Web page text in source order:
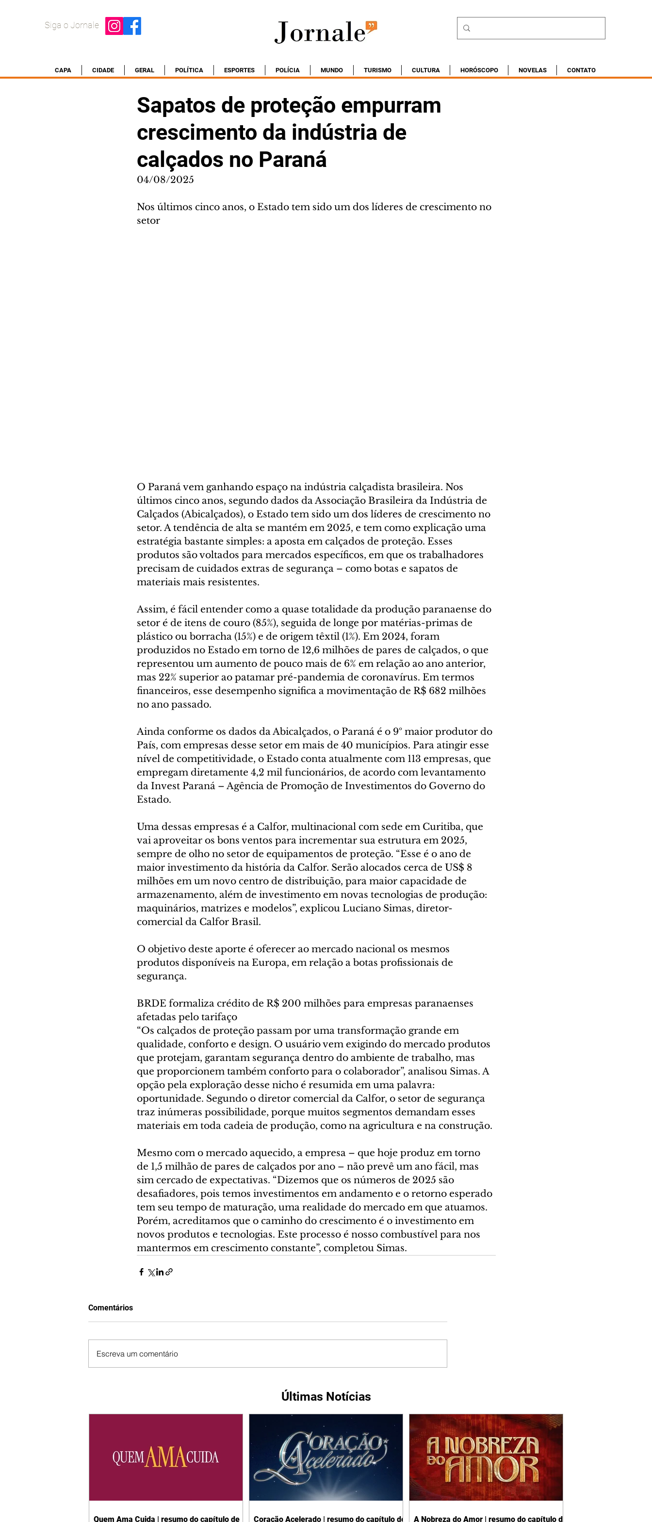
Siga o Jornale
CAPA CIDADE GERAL POLÍTICA ESPORTES POLÍCIA MUNDO TURISMO CULTURA HORÓSCOPO NOVELAS CONTATO
Sapatos de proteção empurram
crescimento da indústria de
calçados no Paraná
04/08/2025
Nos últimos cinco anos, o Estado tem sido um dos líderes de crescimento no
setor
O Paraná vem ganhando espaço na indústria calçadista brasileira. Nos
últimos cinco anos, segundo dados da Associação Brasileira da Indústria de
Calçados (Abicalçados), o Estado tem sido um dos líderes de crescimento no
setor. A tendência de alta se mantém em 2025, e tem como explicação uma
estratégia bastante simples: a aposta em calçados de proteção. Esses
produtos são voltados para mercados específicos, em que os trabalhadores
precisam de cuidados extras de segurança – como botas e sapatos de
materiais mais resistentes.
Assim, é fácil entender como a quase totalidade da produção paranaense do
setor é de itens de couro (85%), seguida de longe por matérias-primas de
plástico ou borracha (15%) e de origem têxtil (1%). Em 2024, foram
produzidos no Estado em torno de 12,6 milhões de pares de calçados, o que
representou um aumento de pouco mais de 6% em relação ao ano anterior,
mas 22% superior ao patamar pré-pandemia de coronavírus. Em termos
financeiros, esse desempenho significa a movimentação de R$ 682 milhões
no ano passado.
Ainda conforme os dados da Abicalçados, o Paraná é o 9º maior produtor do
País, com empresas desse setor em mais de 40 municípios. Para atingir esse
nível de competitividade, o Estado conta atualmente com 113 empresas, que
empregam diretamente 4,2 mil funcionários, de acordo com levantamento
da Invest Paraná – Agência de Promoção de Investimentos do Governo do
Estado.
Uma dessas empresas é a Calfor, multinacional com sede em Curitiba, que
vai aproveitar os bons ventos para incrementar sua estrutura em 2025,
sempre de olho no setor de equipamentos de proteção. “Esse é o ano de
maior investimento da história da Calfor. Serão alocados cerca de US$ 8
milhões em um novo centro de distribuição, para maior capacidade de
armazenamento, além de investimento em novas tecnologias de produção:
maquinários, matrizes e modelos”, explicou Luciano Simas, diretor-
comercial da Calfor Brasil.
O objetivo deste aporte é oferecer ao mercado nacional os mesmos
produtos disponíveis na Europa, em relação a botas profissionais de
segurança.
BRDE formaliza crédito de R$ 200 milhões para empresas paranaenses
afetadas pelo tarifaço
“Os calçados de proteção passam por uma transformação grande em
qualidade, conforto e design. O usuário vem exigindo do mercado produtos
que protejam, garantam segurança dentro do ambiente de trabalho, mas
que proporcionem também conforto para o colaborador”, analisou Simas. A
opção pela exploração desse nicho é resumida em uma palavra:
oportunidade. Segundo o diretor comercial da Calfor, o setor de segurança
traz inúmeras possibilidade, porque muitos segmentos demandam esses
materiais em toda cadeia de produção, como na agricultura e na construção.
Mesmo com o mercado aquecido, a empresa – que hoje produz em torno
de 1,5 milhão de pares de calçados por ano – não prevê um ano fácil, mas
sim cercado de expectativas. “Dizemos que os números de 2025 são
desafiadores, pois temos investimentos em andamento e o retorno esperado
tem seu tempo de maturação, uma realidade do mercado em que atuamos.
Porém, acreditamos que o caminho do crescimento é o investimento em
novos produtos e tecnologias. Este processo é nosso combustível para nos
mantermos em crescimento constante”, completou Simas.
Comentários
Escreva um comentário
Últimas Notícias
Quem Ama Cuida | resumo do capítulo de
Coração Acelerado | resumo do capítulo de
A Nobreza do Amor | resumo do capítulo de